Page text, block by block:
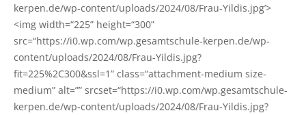
kerpen.de/wp-content/uploads/2024/08/Frau-Yildis.jpg’>
<img width=“225” height=“300”
src=“https://i0.wp.com/wp.gesamtschule-kerpen.de/wp-
content/uploads/2024/08/Frau-Yildis.jpg?
fit=225%2C300&ssl=1” class=“attachment-medium size-
medi­um” alt=”” srcset=“https://i0.wp.com/wp.gesamtschule-
kerpen.de/wp-content/uploads/2024/08/Frau-Yildis.jpg?